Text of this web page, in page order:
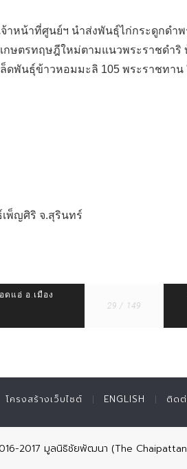
าหน้าที่ศูนย์ฯ นำส่งพันธุ์ไก่กระดูกดำ
กษตรทฤษฎีใหม่ตามแนวพระราชดำ
พันธุ์ข้าวหอมมะลิ 105 พระราชทาน
พ็ญศิริ จ.สุรินทร์
แอ่ อ.เมือง
29 / 149
โครงสร้างเว็บไซต์ ENGLISH ติด
2017 มูลนิธิชัยพัฒนา (The